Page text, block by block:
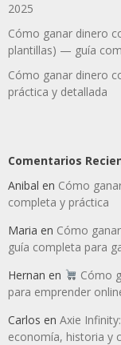
2025
Cómo ganar dinero
plantillas) — guía
Cómo ganar dinero
práctica y detallada
Comentarios
Anibal en Cómo
completa y práctica
Maria en Cómo
guía completa para
Hernan en
Cómo
para emprender
Carlos en Axie
economía, historia y